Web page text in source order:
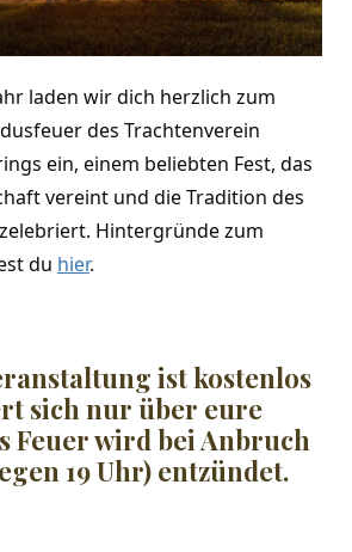
laden wir dich herzlich zum
desTrachtenverein
ein, einem beliebten Fest, das
vereint und die Tradition des
Hintergründe zum
du hier.
ist kostenlos
sich nur über eure
Feuer wird bei Anbruch
19 Uhr) entzündet.